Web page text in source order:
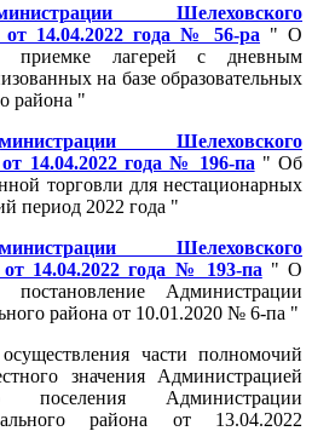
Шелеховского
от 14.04.2022 года № 56-ра " О
приемке лагерей с дневным
на базе образовательных
района "
Шелеховского
14.04.2022 года № 196-па " Об
торговли для нестационарных
период 2022 года "
Шелеховского
14.04.2022 года № 193-па " О
Администрации
района от 10.01.2020 № 6-па "
части полномочий
значения Администрацией
поселения Администрации
района от 13.04.2022